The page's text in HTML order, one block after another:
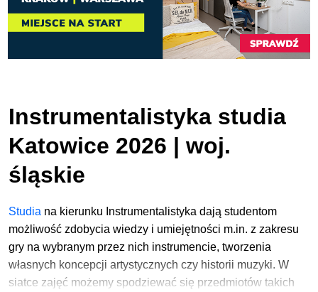
Instrumentalistyka studia
Katowice 2026 | woj.
śląskie
Studia na kierunku Instrumentalistyka dają studentom
możliwość zdobycia wiedzy i umiejętności m.in. z zakresu
gry na wybranym przez nich instrumencie, tworzenia
własnych koncepcji artystycznych czy historii muzyki. W
siatce zajęć możemy spodziewać się przedmiotów takich